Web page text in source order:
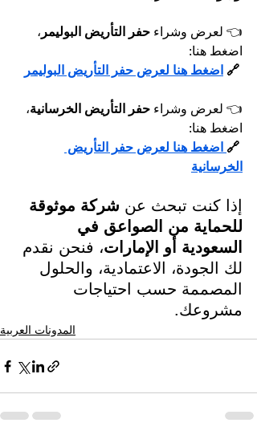
👈 لعرض وشراء حفر التأريض البوليمر ،
اضغط هنا:
🔗 اضغط هنا لعرض حفر التأريض البوليمر
👈 لعرض وشراء حفر التأريض الخرسانية،
اضغط هنا:
🔗 اضغط هنا لعرض حفر التأريض
الخرسانية
إذا كنت تبحث عن شركة موثوقة
للحماية من الصواعق في
السعودية أو الإمارات، فنحن نقدم
لك الجودة، الاعتمادية، والحلول
المصممة حسب احتياجات
مشروعك.
المدونات العربية